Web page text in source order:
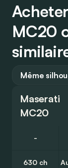
MC20
Même
Maserati
MC20
-
630 ch